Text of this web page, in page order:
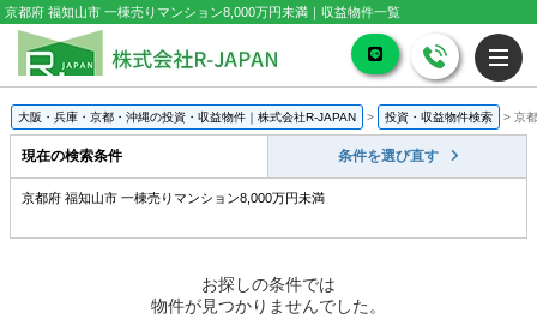
京都府 福知山市 一棟売りマンション8,000万円未満｜収益物件一覧
大阪・兵庫・京都・沖縄の投資・収益物件｜株式会社R-JAPAN > 投資・収益物件検索 > 京
現在の検索条件 条件を選び直す
京都府 福知山市 一棟売りマンション8,000万円未満
お探しの条件では
物件が見つかりませんでした。